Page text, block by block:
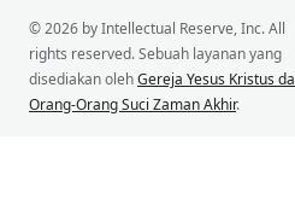
© 2026 by Intellectual Reserve, Inc. All
rights reserved. Sebuah layanan yang
disediakan olehGereja Yesus Kristus
Orang-Orang Suci Zaman Akhir.